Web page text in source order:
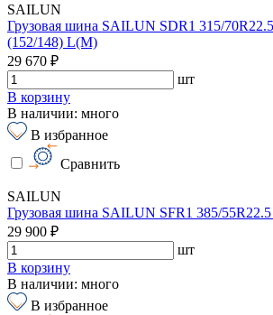
SAILUN
Грузовая шина SAILUN SDR1 315/
(152/148) L(M)
29 670 ₽
шт
В корзину
В наличии: много
В избранное
Сравнить
SAILUN
Грузовая шина SAILUN SFR1 385/
29 900 ₽
шт
В корзину
В наличии: много
В избранное